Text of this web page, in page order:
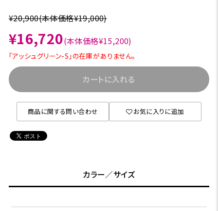
¥20,900(本体価格¥19,000)
¥16,720(本体価格¥15,200)
「アッシュグリーン-S」の在庫がありません。
カートに入れる
商品に関する問い合わせ お気に入りに追加
カラー／サイズ